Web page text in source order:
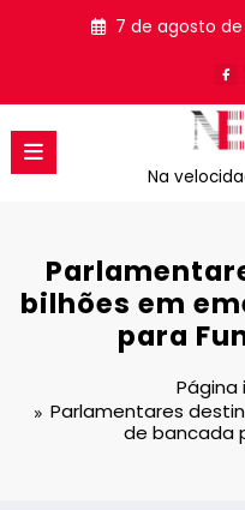
7 de agosto
Na
bilhões em
para
Página
Parlamentares
de bancada